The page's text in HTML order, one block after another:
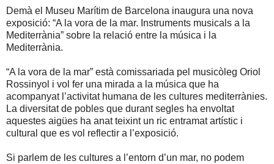
Demà el Museu Marítim de Barcelona inaugura una nova
exposició: “A la vora de la mar. Instruments musicals a la
Mediterrània” sobre la relació entre la música i la
Mediterrània.
“A la vora de la mar” està comissariada pel musicòleg Oriol
Rossinyol i vol fer una mirada a la música que ha
acompanyat l’activitat humana de les cultures mediterrànies.
La diversitat de pobles que durant segles ha envoltat
aquestes aigües ha anat teixint un ric entramat artístic i
cultural que es vol reflectir a l’exposició.
Si parlem de les cultures a l’entorn d’un mar, no podem